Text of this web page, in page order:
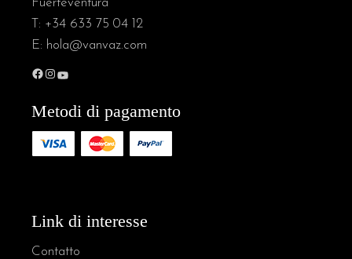
Fuerteventura
T: +34 633 75 04 12
E: hola@vanvaz.com
Facebook
Instagram
YouTube
Metodi di pagamento
Link di interesse
Contatto